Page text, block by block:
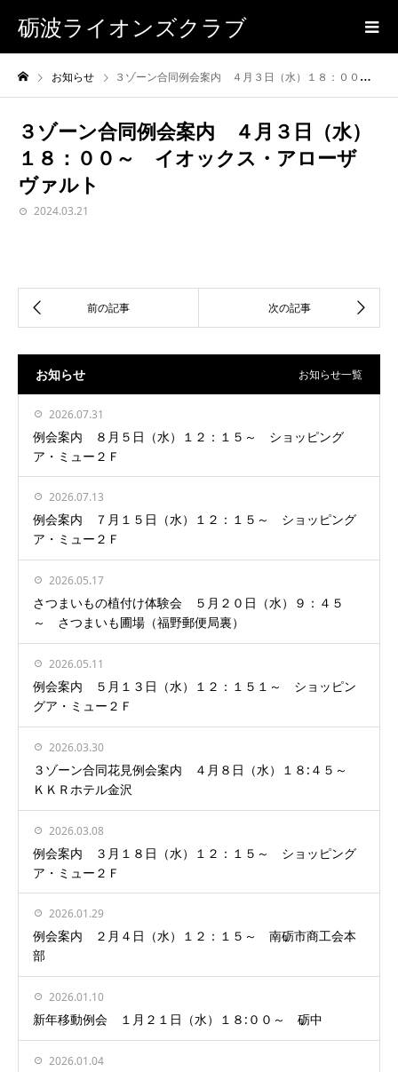
砺波ライオンズクラブ
お知らせ ３ゾーン合同例会案内 ４月３日（水）１８：００～ イオックス・アローザ ヴァルト
３ゾーン合同例会案内 ４月３日（水）
１８：００～ イオックス・アローザ
ヴァルト
2024.03.21
お知らせ お知らせ一覧
2026.07.31
例会案内 ８月５日（水）１２：１５～ ショッピング
ア・ミュー２Ｆ
2026.07.13
例会案内 ７月１５日（水）１２：１５～ ショッピング
ア・ミュー２Ｆ
2026.05.17
さつまいもの植付け体験会 ５月２０日（水）９：４５
～ さつまいも圃場（福野郵便局裏）
2026.05.11
例会案内 ５月１３日（水）１２：１５１～ ショッピン
グア・ミュー２Ｆ
2026.03.30
３ゾーン合同花見例会案内 ４月８日（水）１８:４５～
ＫＫＲホテル金沢
2026.03.08
例会案内 ３月１８日（水）１２：１５～ ショッピング
ア・ミュー２Ｆ
2026.01.29
例会案内 ２月４日（水）１２：１５～ 南砺市商工会本
部
2026.01.10
新年移動例会 １月２１日（水）１８:００～ 砺中
2026.01.04